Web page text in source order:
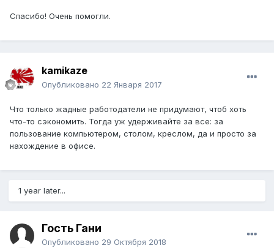
Спасибо! Очень помогли.
kamikaze
Опубликовано 22 Января 2017
Что только жадные работодатели не придумают, чтоб хоть
что-то сэкономить. Тогда уж удерживайте за все: за
пользование компьютером, столом, креслом, да и просто за
нахождение в офисе.
1 year later...
Гость Гани
Опубликовано 29 Октября 2018